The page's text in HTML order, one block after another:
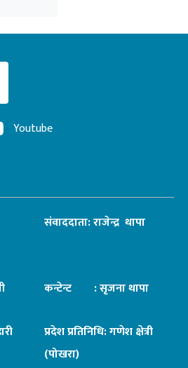
Youtube
संवाददाता: राजेन्द्र थापा
कन्टेन्ट : सृजना थापा
प्रदेश प्रतिनिधि: गणेश क्षेत्री
(पोखरा)